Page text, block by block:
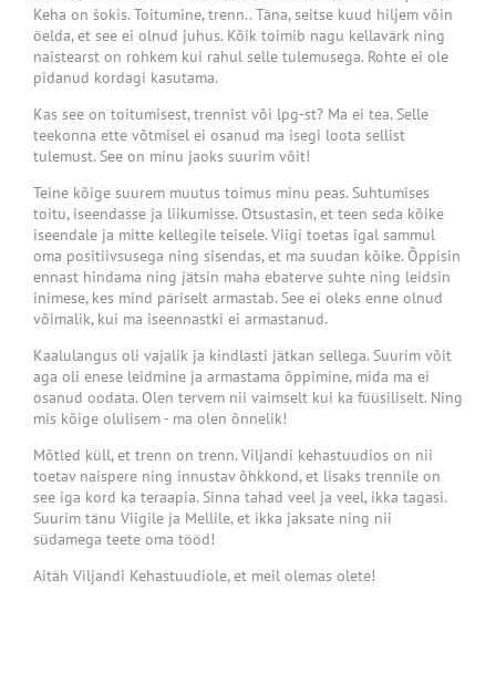
Keha on šokis. Toitumine, trenn.. Täna, seitse kuud hiljem võin
öelda, et see ei olnud juhus. Kõik toimib nagu kellavärk ning
naistearst on rohkem kui rahul selle tulemusega. Rohte ei ole
pidanud kordagi kasutama.
Kas see on toitumisest, trennist või lpg-st? Ma ei tea. Selle
teekonna ette võtmisel ei osanud ma isegi loota sellist
tulemust. See on minu jaoks suurim võit!
Teine kõige suurem muutus toimus minu peas. Suhtumises
toitu, iseendasse ja liikumisse. Otsustasin, et teen seda kõike
iseendale ja mitte kellegile teisele. Viigi toetas igal sammul
oma positiivsusega ning sisendas, et ma suudan kõike. Õppisin
ennast hindama ning jätsin maha ebaterve suhte ning leidsin
inimese, kes mind päriselt armastab. See ei oleks enne olnud
võimalik, kui ma iseennastki ei armastanud.
Kaalulangus oli vajalik ja kindlasti jätkan sellega. Suurim võit
aga oli enese leidmine ja armastama õppimine, mida ma ei
osanud oodata. Olen tervem nii vaimselt kui ka füüsiliselt. Ning
mis kõige olulisem - ma olen õnnelik!
Mõtled küll, et trenn on trenn. Viljandi kehastuudios on nii
toetav naispere ning innustav õhkkond, et lisaks trennile on
see iga kord ka teraapia. Sinna tahad veel ja veel, ikka tagasi.
Suurim tänu Viigile ja Mellile, et ikka jaksate ning nii
südamega teete oma tööd!
Aitäh Viljandi Kehastuudiole, et meil olemas olete!